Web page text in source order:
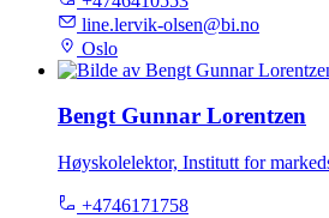
line.lervik-olsen@bi.no
Oslo
Bengt Gunnar Lorentzen
Høyskolelektor, Institutt for
+4746171758